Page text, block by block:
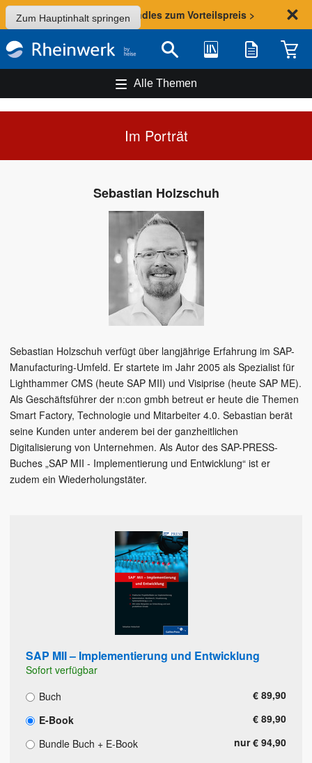
Zum Hauptinhalt springen
Sommer-Aktion: Bundles zum Vorteilspreis >
Suche Bibliothek Merkliste
Alle Themen
Im Porträt
Sebastian Holzschuh
Sebastian Holzschuh verfügt über langjährige Erfahrung im SAP-
Manufacturing-Umfeld. Er startete im Jahr 2005 als Spezialist für
Lighthammer CMS (heute SAP MII) und Visiprise (heute SAP ME).
Als Geschäftsführer der n:con gmbh betreut er heute die Themen
Smart Factory, Technologie und Mitarbeiter 4.0. Sebastian berät
seine Kunden unter anderem bei der ganzheitlichen
Digitalisierung von Unternehmen. Als Autor des SAP-PRESS-
Buches „SAP MII - Implementierung und Entwicklung“ ist er
zudem ein Wiederholungstäter.
SAP MII – Implementierung und Entwicklung
Sofort verfügbar
Buch
€ 89,90
E-Book
€ 89,90
Bundle Buch + E-Book
nur € 94,90